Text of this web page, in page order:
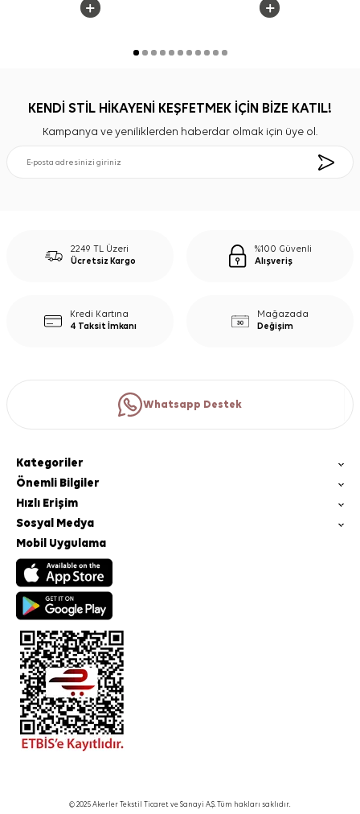
KENDİ STİL HİKAYENİ KEŞFETMEK İÇİN BİZE KATIL!
Kampanya ve yeniliklerden haberdar olmak için üye ol.
2249 TL Üzeri
Ücretsiz Kargo
%100 Güvenli
Alışveriş
Kredi Kartına
4 Taksit İmkanı
Mağazada
Değişim
Whatsapp Destek
Kategoriler
Önemli Bilgiler
Hızlı Erişim
Sosyal Medya
Mobil Uygulama
© 2025 Akerler Tekstil Ticaret ve Sanayi A.Ş. Tüm hakları saklıdır.